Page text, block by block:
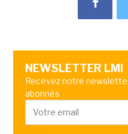
NEWSLETTER LMI
Recevez notre
abonnés